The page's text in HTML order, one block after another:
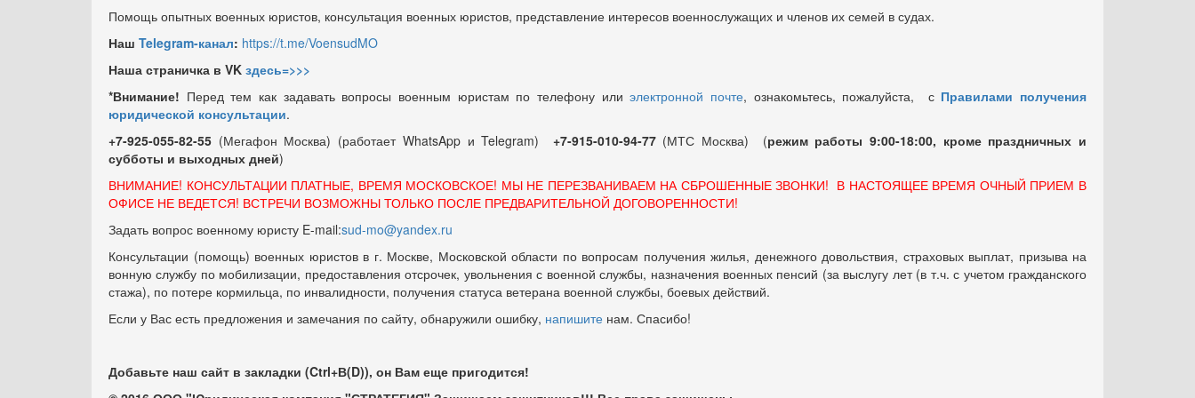
Помощь опытных военных юристов, консультация военных юристов, представление интересов военнослужащих и членов их семей в судах.
Наш Telegram-канал: https://t.me/VoensudMO
Наша страничка в VK здесь=>>>
*Внимание! Перед тем как задавать вопросы военным юристам по телефону илиэлектронной почте, ознакомьтесь, пожалуйста, с Правилами получения
юридической консультации.
+7-925-055-82-55 (Мегафон Москва) (работает WhatsApp и Telegram) +7-915-010-94-77 (МТС Москва) (режим работы 9:00-18:00, кроме праздничных и
субботы и выходных дней)
ВНИМАНИЕ! КОНСУЛЬТАЦИИ ПЛАТНЫЕ, ВРЕМЯ МОСКОВСКОЕ! МЫ НЕ ПЕРЕЗВАНИВАЕМ НА СБРОШЕННЫЕ ЗВОНКИ! В НАСТОЯЩЕЕ ВРЕМЯ ОЧНЫЙ ПРИЕМ В
ОФИСЕ НЕ ВЕДЕТСЯ! ВСТРЕЧИ ВОЗМОЖНЫ ТОЛЬКО ПОСЛЕ ПРЕДВАРИТЕЛЬНОЙ ДОГОВОРЕННОСТИ!
Задать вопрос военному юристу E-mail:sud-mo@yandex.ru
Консультации (помощь) военных юристов в г. Москве, Московской области по вопросам получения жилья, денежного довольствия, страховых выплат, призыва на
вонную службу по мобилизации, предоставления отсрочек, увольнения с военной службы, назначения военных пенсий (за выслугу лет (в т.ч. с учетом гражданского
стажа), по потере кормильца, по инвалидности, получения статуса ветерана военной службы, боевых действий.
Если у Вас есть предложения и замечания по сайту, обнаружили ошибку, напишите нам. Спасибо!
Добавьте наш сайт в закладки (Ctrl+В(D)), он Вам еще пригодится!